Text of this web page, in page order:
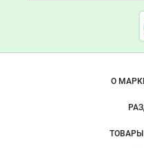
Важные разделы и
Навигация по сайту
О